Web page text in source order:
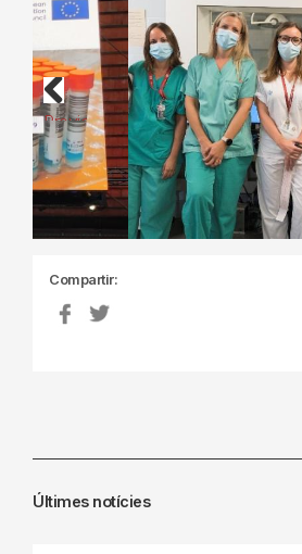
Previous
Compartir:
Últimes notícies